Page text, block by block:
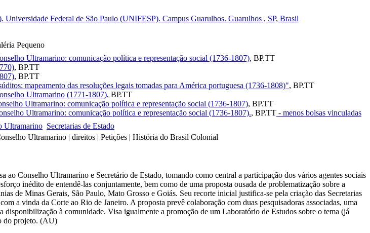
Federal de São Paulo (UNIFESP). Campus Guarulhos. Guarulhos , SP, Brasil
Pequeno
Ultramarino: comunicação política e representação social (1736-1807), BP.TT
, BP.TT
, BP.TT
mapeamento das resoluções legais tomadas para América portuguesa (1736-1808)", BP.TT
Ultramarino (1771-1807), BP.TT
Ultramarino: comunicação política e representação social (1736-1807), BP.TT
Ultramarino: comunicação política e representação social (1736-1807)., BP.TT - menos bolsas vinculadas
Ultramarino Secretarias de Estado
Ultramarino | direitos | Petições | História do Brasil Colonial
Conselho Ultramarino e Secretário de Estado, tomando como central a participação dos vários agentes sociais
inédito de entendê-las conjuntamente, bem como de uma proposta ousada de problematização sobre a
de Minas Gerais, São Paulo, Mato Grosso e Goiás. Seu recorte inicial justifica-se pela criação das Secretarias
a vinda da Corte ao Rio de Janeiro. A proposta prevê colaboração com duas pesquisadoras associadas, uma
disponibilização à comunidade. Visa igualmente a promoção de um Laboratório de Estudos sobre o tema (já
do projeto. (AU)